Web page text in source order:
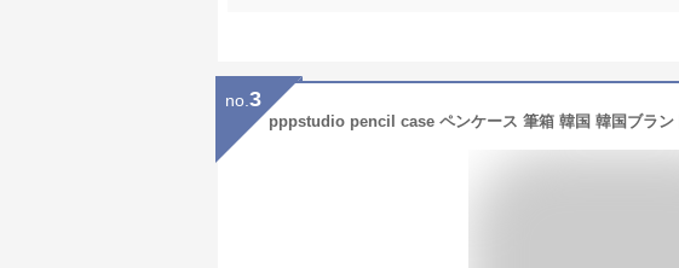
no. 3